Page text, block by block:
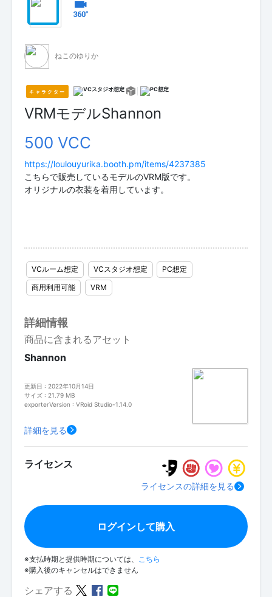
ねこのゆりか
キャラクター
VRMモデルShannon
500 VCC
https://loulouyurika.booth.pm/items/4237385
こちらで販売しているモデルのVRM版です。
オリジナルの衣装を着用しています。
VCルーム想定 VCスタジオ想定
PC想定
商用利用可能
VRM
詳細情報
商品に含まれるアセット
Shannon
更新日 : 2022年10月14日
サイズ : 21.79 MB
exporterVersion : VRoid Studio-1.14.0
詳細を見る
ライセンス
ライセンスの詳細を見る
ログインして購入
※支払時期と提供時期については、
こちら
※購入後のキャンセルはできません
シェアする